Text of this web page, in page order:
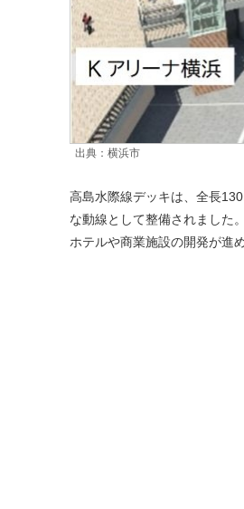
出典：横浜市
高島水際線デッキは、全長
な動線として整備されました
ホテルや商業施設の開発が進